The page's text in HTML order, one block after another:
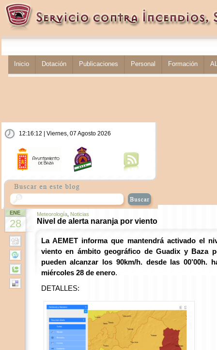
Inicio Dotación Publicaciones Personal Formación
12:16:14 | Viernes, 07 Agosto 2026
ENE
28
Meteorología, Noticias
Nivel de alerta naranja por viento
La AEMET informa que mantendrá activado el
viento en ámbito geográfico de Guadix y Baza
pueden alcanzar los 90km/h. desde las 00’00h.
miércoles 28 de enero.
DETALLES: